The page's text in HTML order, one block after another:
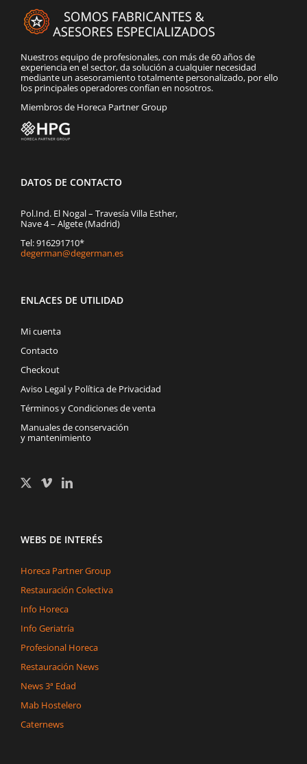
Nuestros equipo de profesionales, con más de 60 años de
experiencia en el sector, da solución a cualquier necesidad
mediante un asesoramiento totalmente personalizado, por ello
los principales operadores confían en nosotros.
Miembros de Horeca Partner Group
DATOS DE CONTACTO
Pol.Ind. El Nogal – Travesía Villa Esther,
Nave 4 – Algete (Madrid)
Tel: 916291710*
degerman@degerman.es
ENLACES DE UTILIDAD
Mi cuenta
Contacto
Checkout
Aviso Legal y Política de Privacidad
Términos y Condiciones de venta
Manuales de conservación
y mantenimiento
WEBS DE INTERÉS
Horeca Partner Group
Restauración Colectiva
Info Horeca
Info Geriatría
Profesional Horeca
Restauración News
News 3ª Edad
Mab Hostelero
Caternews